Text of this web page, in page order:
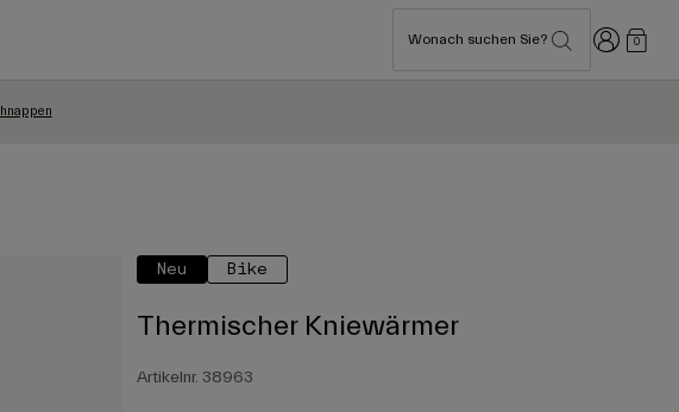
Wonach suchen Sie? Anmelden
0
Neu Bike
Thermischer Kniewärmer
Artikelnr. 38963